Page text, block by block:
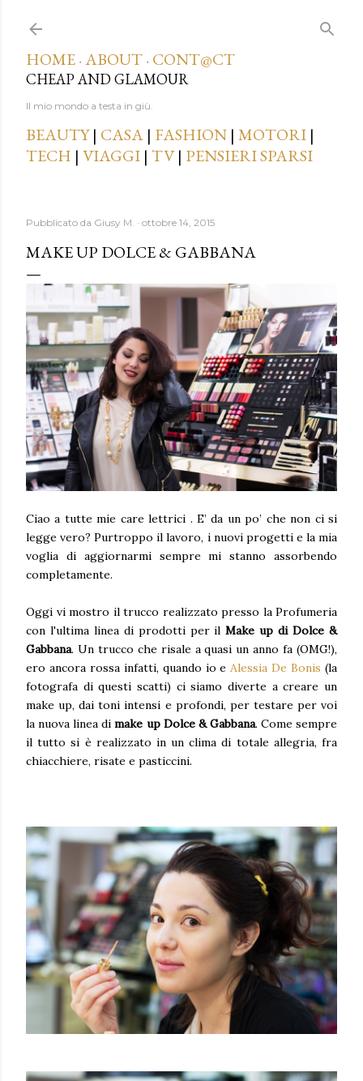
HOME · ABOUT · CONT@CT
CHEAP AND GLAMOUR
Il mio mondo a testa in giù.
BEAUTY| CASA | FASHION | MOTORI |
TECH | VIAGGI | TV| PENSIERI SPARSI
Pubblicato da Giusy M. ottobre 14, 2015
MAKE UP DOLCE & GABBANA
Ciao a tutte mie care lettrici . E’ da un po’ che non ci si
legge vero? Purtroppo il lavoro, i nuovi progetti e la mia
voglia di aggiornarmi sempre mi stanno assorbendo
completamente.
Oggi vi mostro il trucco realizzato presso la Profumeria
con l'ultima linea di prodotti per ilMake up di Dolce &
Gabbana. Un trucco che risale a quasi un anno fa (OMG!),
ero ancora rossa infatti, quando io eAlessia De Bonis (la
fotografa di questi scatti) ci siamo diverte a creare un
make up, dai toni intensi e profondi, per testare per voi
la nuova linea dimake up Dolce & Gabbana. Come sempre
il tutto si è realizzato in un clima di totale allegria, fra
chiacchiere, risate e pasticcini.